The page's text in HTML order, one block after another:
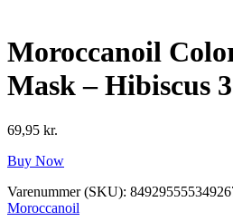
Moroccanoil
Mask – Hibiscus
69,95 kr.
Buy Now
Varenummer (SKU):
Moroccanoil